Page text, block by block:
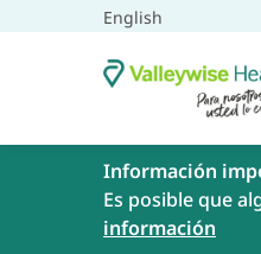
English
Información
Es posible que
información